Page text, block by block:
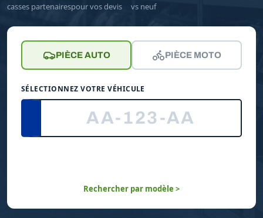
casses partenairespour vos devis vs neuf
PIÈCE AUTO PIÈCE MOTO
SÉLECTIONNEZ VOTRE VÉHICULE
Rechercher par modèle >